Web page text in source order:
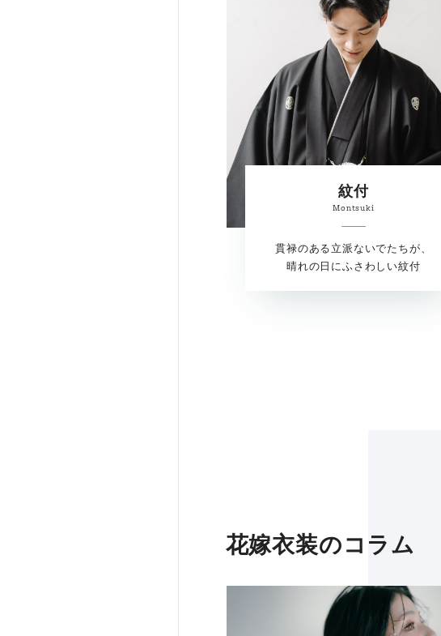
紋付
Montsuki
貫禄のある立派ないでたちが、
晴れの日にふさわしい紋付
花嫁衣装のコラム